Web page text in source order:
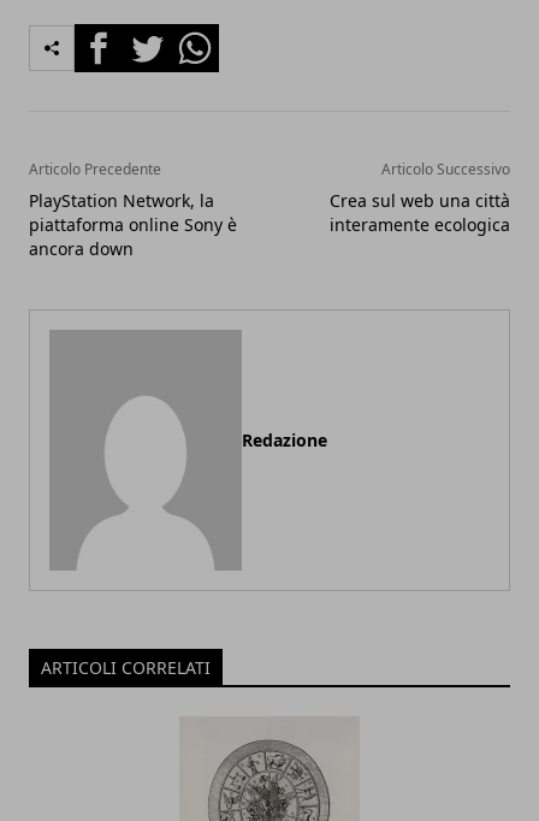
FacebookTwitterWhatsapp
Articolo Precedente
PlayStation Network, la
piattaforma online Sony è
ancora down
Articolo Successivo
Crea sul web una città
interamente ecologica
Redazione
ARTICOLI CORRELATI